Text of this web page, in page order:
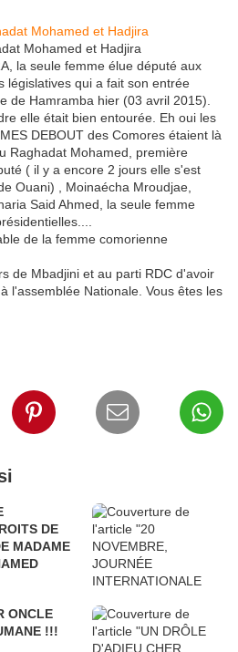
Mohamed et Hadjira
la seule femme élue député aux
législatives qui a fait son entrée
de Hamramba hier (03 avril 2015).
elle était bien entourée. Eh oui les
DEBOUT des Comores étaient là
Raghadat Mohamed, première
( il y a encore 2 jours elle s'est
Ouani) , Moinaécha Mroudjae,
Said Ahmed, la seule femme
de la femme comorienne
de Mbadjini et au parti RDC d'avoir
l'assemblée Nationale. Vous êtes les
DE
MADAME
ONCLE
!!!